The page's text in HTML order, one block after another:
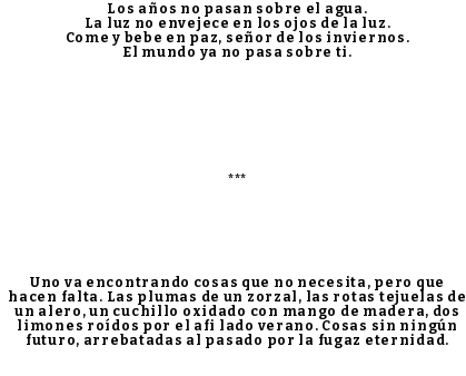
Los años no pasan sobre el agua.
La luz no envejece en los ojos de la luz.
Come y bebe en paz, señor de los inviernos.
El mundo ya no pasa sobre ti.
***
Uno va encontrando cosas que no necesita, pero que
hacen falta. Las plumas de un zorzal, las rotas tejuelas de
un alero, un cuchillo oxidado con mango de madera, dos
limones roídos por el afi lado verano. Cosas sin ningún
futuro, arrebatadas al pasado por la fugaz eternidad.